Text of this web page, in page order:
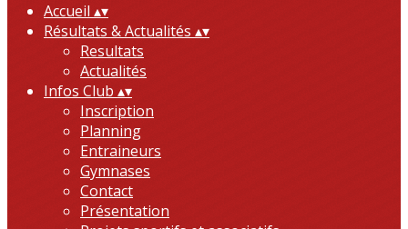
Accueil ▴▾
Résultats & Actualités ▴▾
Resultats
Actualités
Infos Club ▴▾
Inscription
Planning
Entraineurs
Gymnases
Contact
Présentation